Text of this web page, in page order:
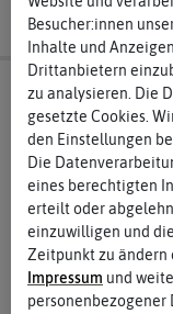
Rasen
Rasen reparieren
Rasen
Nach einigen
Löcher im Rasen.
Unkräuter und
auch das Klima setzt
den ganzen Rasen
mit der Sie lediglich
Besucher:innen
Inhalte und
Drittanbietern
zu analysieren. Die
gesetzte Cookies.
den Einstellungen
Die
eines berechtigten
erteilt oder
einzuwilligen und
Zeitpunkt zu ändern
Impressum und
personenbezogener